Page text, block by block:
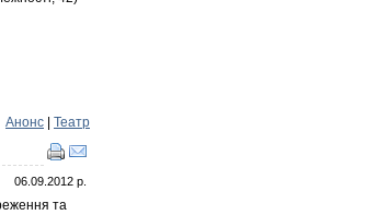
Анонс
Театр
06.09.2012 р.
та